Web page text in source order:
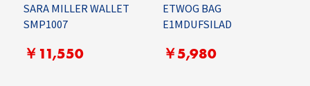
SARA MILLER WALLET
SMP1007
￥11,550
ETWOG BAG
E1MDUFSILAD
￥5,980